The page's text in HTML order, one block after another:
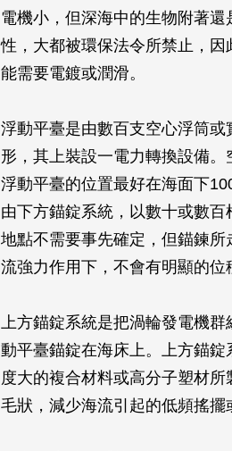
電機小，但深海中的生物附著
性，大都被環保法令所禁止，
能需要電鍍或潤滑。
浮動平臺是由數百支空心浮筒
形，其上裝設一電力轉換設備。
浮動平臺的位置最好在海面下
由下方錨錠系統，以數十或數
地點不需要事先確定，但錨鍊
流強力作用下，不會有明顯的位
上方錨錠系統是把渦輪發電機
動平臺錨錠在海床上。上方錨
度大的複合材料或高分子塑材
毛狀，減少海流引起的低頻搖擺